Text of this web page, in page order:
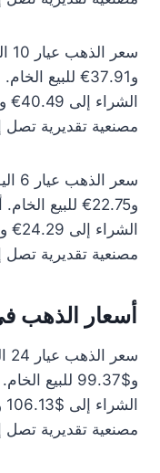
و37.91€ للبيع
مصنعية تقديرية تصل إلى
و22.75€ للبيع
مصنعية تقديرية تصل إلى
أسعار الذهب في
و$99.37
مصنعية تقديرية تصل